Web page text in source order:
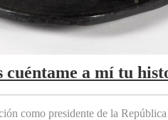
cuéntame a mí tu
como presidente de la